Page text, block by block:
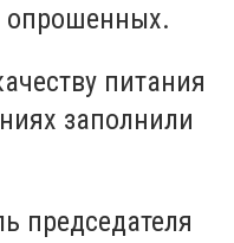
опрошенных.
питания
заполнили
председателя